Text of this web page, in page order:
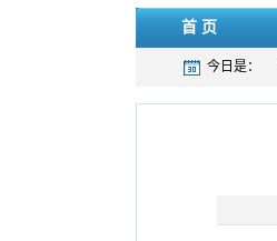
首 页
今日是：